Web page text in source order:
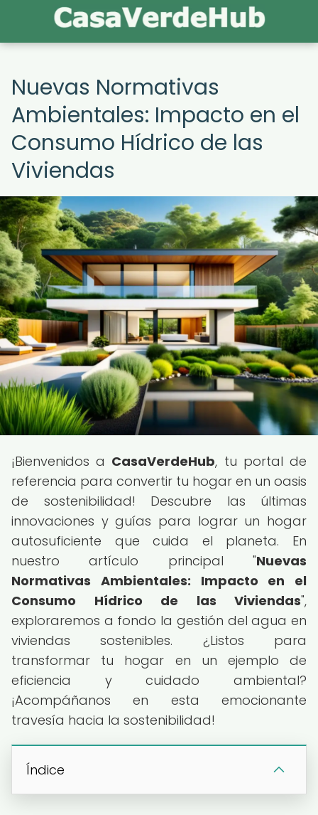
Nuevas Normativas
Ambientales: Impacto en el
Consumo Hídrico de las
Viviendas
¡Bienvenidos a CasaVerdeHub, tu portal de
referencia para convertir tu hogar en un oasis
de sostenibilidad! Descubre las últimas
innovaciones y guías para lograr un hogar
autosuficiente que cuida el planeta. En
nuestro artículo principal "Nuevas
Normativas Ambientales: Impacto en el
Consumo Hídrico de las Viviendas",
exploraremos a fondo la gestión del agua en
viviendas sostenibles. ¿Listos para
transformar tu hogar en un ejemplo de
eficiencia y cuidado ambiental?
¡Acompáñanos en esta emocionante
travesía hacia la sostenibilidad!
Índice